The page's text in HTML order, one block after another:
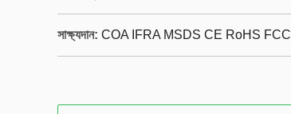
সাক্ষ্যদান: COA IFRA MSDS CE RoHS FCC